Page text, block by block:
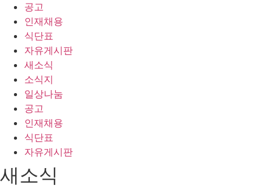
공고
인재채용
식단표
자유게시판
새소식
소식지
일상나눔
공고
인재채용
식단표
자유게시판
새소식